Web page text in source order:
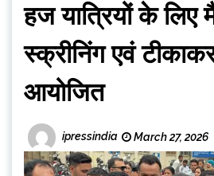
हज यात्रियों के लिए
स्क्रीनिंग एवं
आयोजित
ipressindia March 27, 2026